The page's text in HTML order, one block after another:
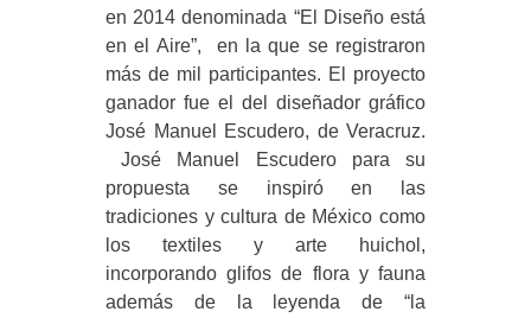
en 2014 denominada “El Diseño está
en el Aire”, en la que se registraron
más de mil participantes. El proyecto
ganador fue el del diseñador gráfico
José Manuel Escudero, de Veracruz.
José Manuel Escudero para su
propuesta se inspiró en las
tradiciones y cultura de México como
los textiles y arte huichol,
incorporando glifos de flora y fauna
además de la leyenda de “la